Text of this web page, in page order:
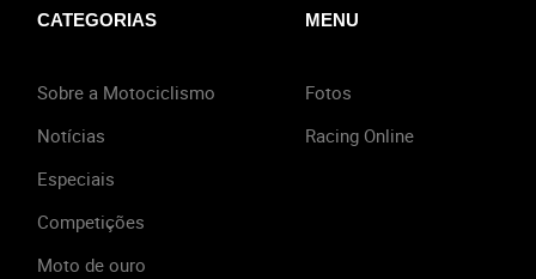
CATEGORIAS
Sobre a Motociclismo
Notícias
Especiais
Competições
Moto de ouro
MENU
Fotos
Racing Online